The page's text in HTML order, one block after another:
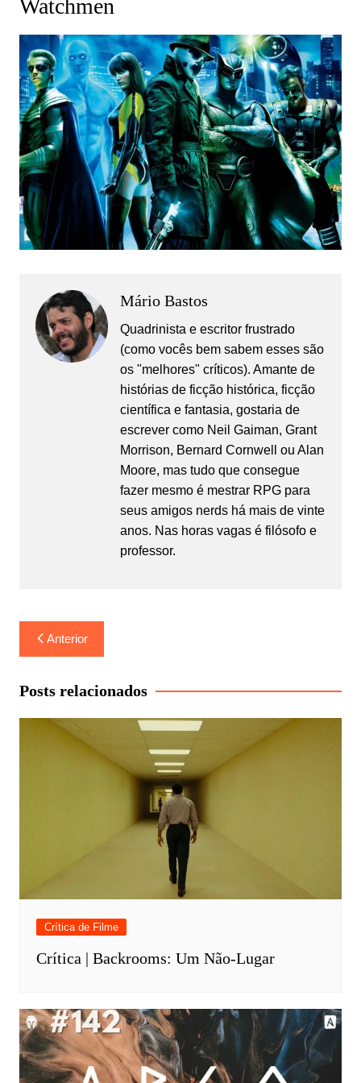
Watchmen
Mário Bastos
Quadrinista e escritor frustrado
(como vocês bem sabem esses são
os "melhores" críticos). Amante de
histórias de ficção histórica, ficção
científica e fantasia, gostaria de
escrever como Neil Gaiman, Grant
Morrison, Bernard Cornwell ou Alan
Moore, mas tudo que consegue
fazer mesmo é mestrar RPG para
seus amigos nerds há mais de vinte
anos. Nas horas vagas é filósofo e
professor.
Navegação
de
Post
Anterior
Posts relacionados
Crítica de Filme
Crítica | Backrooms: Um Não-Lugar